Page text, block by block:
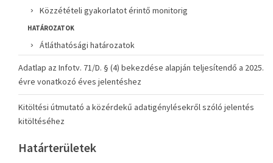
Közzétételi gyakorlatot érintő monitorig
HATÁROZATOK
Átláthatósági határozatok
Adatlap az Infotv. 71/D. § (4) bekezdése alapján teljesítendő a 2025.
évre vonatkozó éves jelentéshez
Kitöltési útmutató a közérdekű adatigénylésekről szóló jelentés
kitöltéséhez
Határterületek